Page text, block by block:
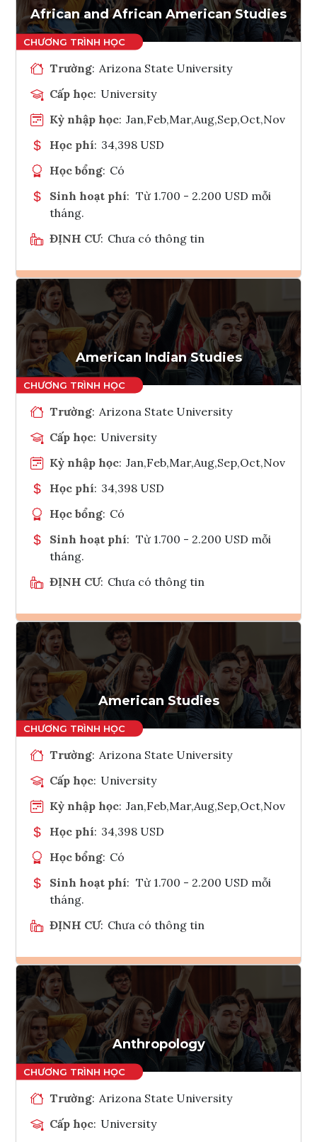
African and African American Studies
Trường: Arizona State University
Cấp học: University
Kỳ nhập học: Jan,Feb,Mar,Aug,Sep,Oct,Nov
Học phí: 34,398 USD
Học bổng: Có
Sinh hoạt phí: Từ 1.700 - 2.200 USD mỗi
tháng.
ĐỊNH CƯ: Chưa có thông tin
Ghi danh
Tham vấn Interlink
American Indian Studies
Trường: Arizona State University
Cấp học: University
Kỳ nhập học: Jan,Feb,Mar,Aug,Sep,Oct,Nov
Học phí: 34,398 USD
Học bổng: Có
Sinh hoạt phí: Từ 1.700 - 2.200 USD mỗi
tháng.
ĐỊNH CƯ: Chưa có thông tin
Ghi danh
Tham vấn Interlink
American Studies
Trường: Arizona State University
Cấp học: University
Kỳ nhập học: Jan,Feb,Mar,Aug,Sep,Oct,Nov
Học phí: 34,398 USD
Học bổng: Có
Sinh hoạt phí: Từ 1.700 - 2.200 USD mỗi
tháng.
ĐỊNH CƯ: Chưa có thông tin
Ghi danh
Tham vấn Interlink
Anthropology
Trường: Arizona State University
Cấp học: University